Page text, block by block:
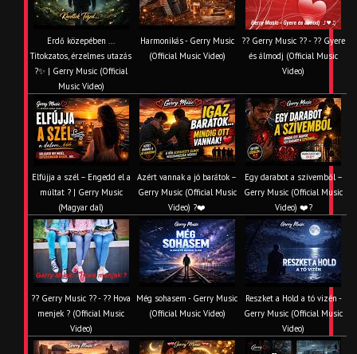
Erdő közepében ...
Titokzatos, érzelmes utazás
?✨ | Gerry Music (Official
Music Video)
Harmonikás - Gerry Music
(Official Music Video)
?? Gerry Music ?? - ?? Gyere
és álmodj (Official Music
Video)
Elfújja a szél – Engedd el a
múltat ? | Gerry Music
(Magyar dal)
Azért vannak a jó barátok –
Gerry Music (Official Music
Video) ?❤️
Egy darabot a szívemből –
Gerry Music (Official Music
Video) ❤️?
?? Gerry Music ?? - ?? Hova
menjek ? (Official Music
Video)
Még sohasem - Gerry Music
(Official Music Video)
Reszket a Hold a tó vizén -
Gerry Music (Official Music
Video)